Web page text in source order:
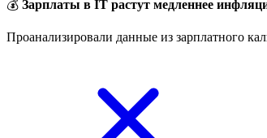
💰 Зарплаты в IT растут медленнее
Проанализировали данные из зарплатного